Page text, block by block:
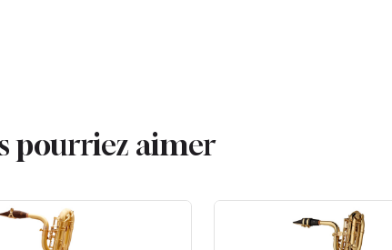
pourriez aimer